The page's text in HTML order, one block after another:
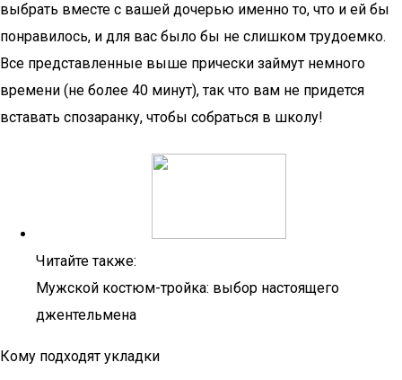
выбрать вместе с вашей дочерью именно то, что и ей бы
понравилось, и для вас было бы не слишком трудоемко.
Все представленные выше прически займут немного
времени (не более 40 минут), так что вам не придется
вставать спозаранку, чтобы собраться в школу!
Читайте также:
Мужской костюм-тройка: выбор настоящего
джентельмена
Кому подходят укладки